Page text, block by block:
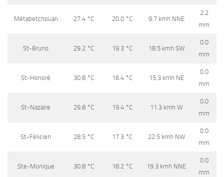
Métabetchouan 27.4°C 20.0°C 9.7 kmh NNE
2.2
mm
St-Bruno 29.2°C 19.3°C 18.5 kmh SW
0.0
mm
St-Honoré 30.8°C 16.4°C 15.3 kmh NE
0.0
mm
St-Nazaire 29.8°C 19.4°C 11.3 kmh W
0.0
mm
St-Félicien 28.5°C 17.3°C 22.5 kmh NW
0.0
mm
Ste-Monique 30.8°C 18.2°C 19.3 kmh NNE
0.0
mm